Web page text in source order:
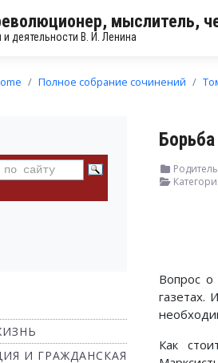
мыслитель,
деятельности В. И. Ленина
Полное собрание сочинений
И ГРАЖДАНСКАЯ
Вопрос о
газетах.
Как